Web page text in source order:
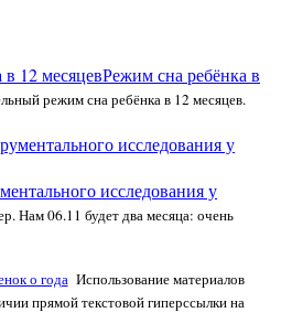
Режим сна ребёнка в
режим сна ребёнка в 12 месяцев.
исследования у
Нам 06.11 будет два месяца: очень
о годаИспользование материалов
прямой текстовой гиперссылки на